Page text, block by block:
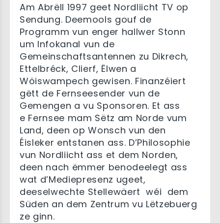
Am Abrëll 1997 geet Nordliicht TV op
Sendung. Deemools gouf de
Programm vun enger hallwer Stonn
um Infokanal vun de
Gemeinschaftsantennen zu Dikrech,
Ettelbréck, Clierf, Ëlwen a
Wöiswampech gewisen. Finanzéiert
gëtt de Fernseesender vun de
Gemengen a vu Sponsoren. Et ass
e Fernsee mam Sëtz am Norde vum
Land, deen op Wonsch vun den
Éisleker entstanen ass. D’Philosophie
vun Nordliicht ass et dem Norden,
deen nach ëmmer benodeelegt ass
wat d’Mediepresenz ugeet,
deeselwechte Stellewäert wéi dem
Süden an dem Zentrum vu Lëtzebuerg
ze ginn.